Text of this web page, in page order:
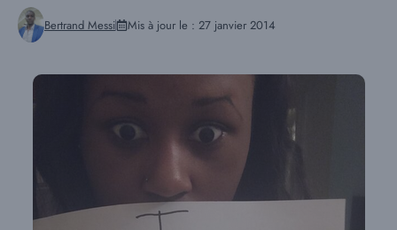
Bertrand Messi Mis à jour le : 27 janvier 2014